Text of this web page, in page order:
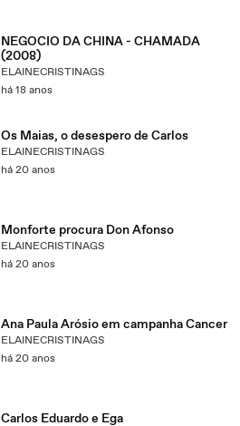
NEGOCIO DA CHINA - CHAMADA
(2008)
ELAINECRISTINAGS
há 18 anos
Os Maias, o desespero de Carlos
ELAINECRISTINAGS
há 20 anos
Monforte procura Don Afonso
ELAINECRISTINAGS
há 20 anos
Ana Paula Arósio em campanha Cancer
ELAINECRISTINAGS
há 20 anos
Carlos Eduardo e Ega